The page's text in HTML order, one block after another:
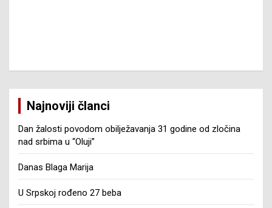
Najnoviji članci
Dan žalosti povodom obilježavanja 31 godine od zločina
nad srbima u “Oluji”
Danas Blaga Marija
U Srpskoj rođeno 27 beba